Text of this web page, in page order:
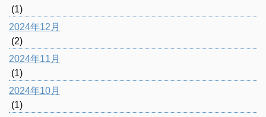
(1)
2024年12月
(2)
2024年11月
(1)
2024年10月
(1)